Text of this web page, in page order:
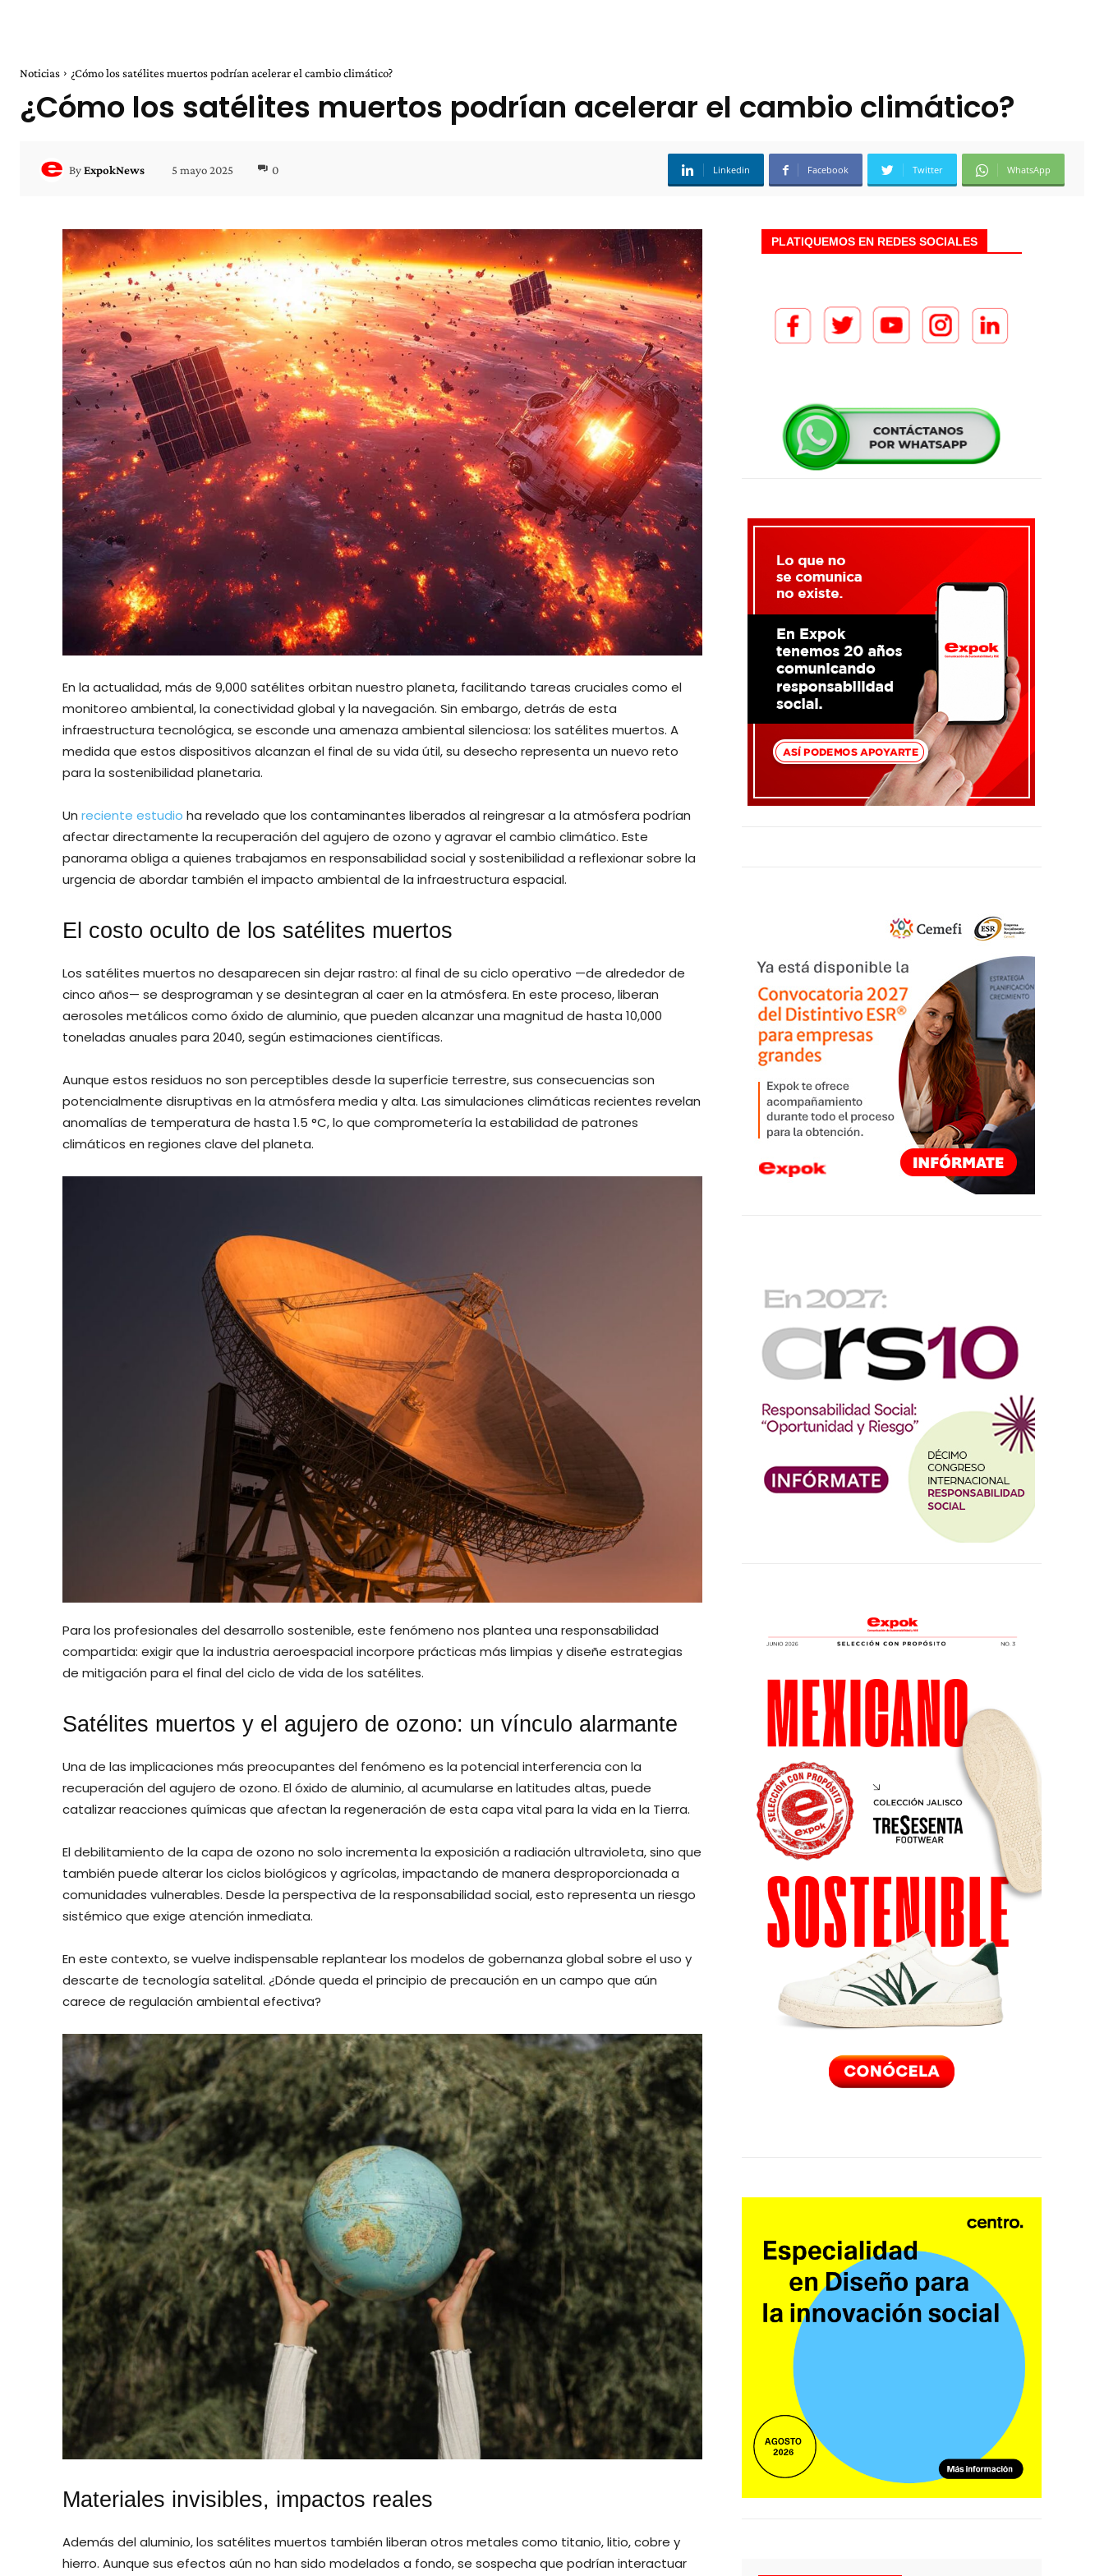
Noticias ¿Cómo los satélites muertos podrían acelerar el cambio climático?
¿Cómo los satélites muertos podrían acelerar el cambio climático?
ByExpokNews 5 mayo 2025 0 Linkedin Facebook Twitter WhatsApp
En la actualidad, más de 9,000 satélites orbitan nuestro planeta, facilitando tareas cruciales como el
monitoreo ambiental, la conectividad global y la navegación. Sin embargo, detrás de esta
infraestructura tecnológica, se esconde una amenaza ambiental silenciosa: los satélites muertos. A
medida que estos dispositivos alcanzan el final de su vida útil, su desecho representa un nuevo reto
para la sostenibilidad planetaria.
Un reciente estudio ha revelado que los contaminantes liberados al reingresar a la atmósfera podrían
afectar directamente la recuperación del agujero de ozono y agravar el cambio climático. Este
panorama obliga a quienes trabajamos en responsabilidad social y sostenibilidad a reflexionar sobre la
urgencia de abordar también el impacto ambiental de la infraestructura espacial.
El costo oculto de los satélites muertos
Los satélites muertos no desaparecen sin dejar rastro: al final de su ciclo operativo —de alrededor de
cinco años— se desprograman y se desintegran al caer en la atmósfera. En este proceso, liberan
aerosoles metálicos como óxido de aluminio, que pueden alcanzar una magnitud de hasta 10,000
toneladas anuales para 2040, según estimaciones científicas.
Aunque estos residuos no son perceptibles desde la superficie terrestre, sus consecuencias son
potencialmente disruptivas en la atmósfera media y alta. Las simulaciones climáticas recientes revelan
anomalías de temperatura de hasta 1.5 °C, lo que comprometería la estabilidad de patrones
climáticos en regiones clave del planeta.
Para los profesionales del desarrollo sostenible, este fenómeno nos plantea una responsabilidad
compartida: exigir que la industria aeroespacial incorpore prácticas más limpias y diseñe estrategias
de mitigación para el final del ciclo de vida de los satélites.
Satélites muertos y el agujero de ozono: un vínculo alarmante
Una de las implicaciones más preocupantes del fenómeno es la potencial interferencia con la
recuperación del agujero de ozono. El óxido de aluminio, al acumularse en latitudes altas, puede
catalizar reacciones químicas que afectan la regeneración de esta capa vital para la vida en la Tierra.
El debilitamiento de la capa de ozono no solo incrementa la exposición a radiación ultravioleta, sino que
también puede alterar los ciclos biológicos y agrícolas, impactando de manera desproporcionada a
comunidades vulnerables. Desde la perspectiva de la responsabilidad social, esto representa un riesgo
sistémico que exige atención inmediata.
En este contexto, se vuelve indispensable replantear los modelos de gobernanza global sobre el uso y
descarte de tecnología satelital. ¿Dónde queda el principio de precaución en un campo que aún
carece de regulación ambiental efectiva?
Materiales invisibles, impactos reales
Además del aluminio, los satélites muertos también liberan otros metales como titanio, litio, cobre y
hierro. Aunque sus efectos aún no han sido modelados a fondo, se sospecha que podrían interactuar
PLATIQUEMOS EN REDES SOCIALES